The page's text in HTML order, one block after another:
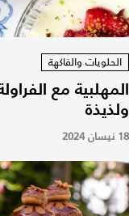
الحلويات والفاكهة
المهلبية مع
ولذيذة
18 نيسان 2024